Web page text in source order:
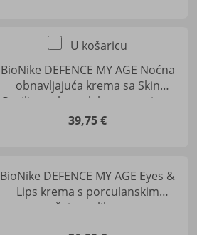
BioNike DEFENCE MY AGE Noćna
obnavljajuća krema sa Skin
Resiliency kompleksom za njegu
zrele kože
39,75 €
U košaricu
BioNike DEFENCE MY AGE Eyes &
Lips krema s porculanskim
masažnim aplikatorom